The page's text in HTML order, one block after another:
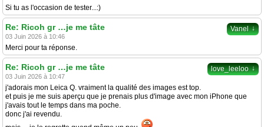
Si tu as l'occasion de tester...:)
Vanel ↓
Re: Ricoh gr …je me tâte
03 Juin 2026 à 10:46
Merci pour ta réponse.
love_leeloo ↓
Re: Ricoh gr …je me tâte
03 Juin 2026 à 10:47
j'adorais mon Leica Q. vraiment la qualité des images est top.
et puis je me suis aperçu que je prenais plus d'image avec mon iPhone que
j'avais tout le temps dans ma poche.
donc j'ai revendu.